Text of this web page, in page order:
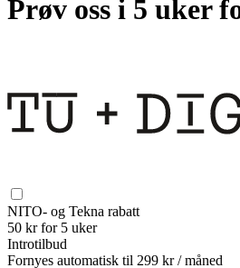
Prøv oss i 5 uker
NITO- og Tekna rabatt
50 kr for 5 uker
Introtilbud
Fornyes automatisk til 299 kr / måned